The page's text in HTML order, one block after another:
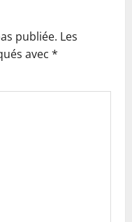
publiée. Les
avec *